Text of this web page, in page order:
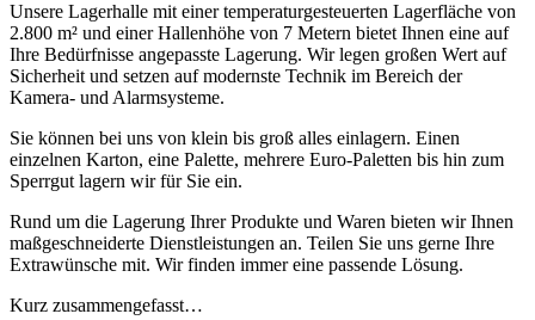
Unsere Lagerhalle mit einer temperaturgesteuerten Lagerfläche von
2.800 m² und einer Hallenhöhe von 7 Metern bietet Ihnen eine auf
Ihre Bedürfnisse angepasste Lagerung. Wir legen großen Wert auf
Sicherheit und setzen auf modernste Technik im Bereich der
Kamera- und Alarmsysteme.
Sie können bei uns von klein bis groß alles einlagern. Einen
einzelnen Karton, eine Palette, mehrere Euro-Paletten bis hin zum
Sperrgut lagern wir für Sie ein.
Rund um die Lagerung Ihrer Produkte und Waren bieten wir Ihnen
maßgeschneiderte Dienstleistungen an. Teilen Sie uns gerne Ihre
Extrawünsche mit. Wir finden immer eine passende Lösung.
Kurz zusammengefasst…